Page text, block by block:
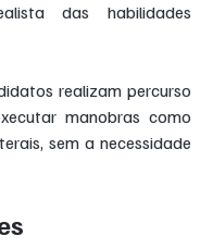
das habilidades
realizam percurso
manobras como
sem a necessidade